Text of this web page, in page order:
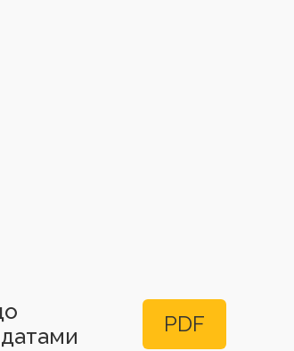
PDF